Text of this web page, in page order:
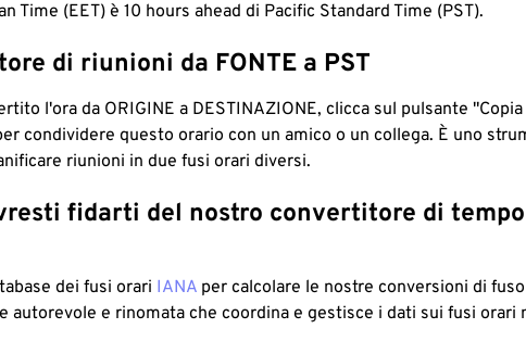
Time (EET) è 10 hours ahead di Pacific Standard Time (PST).
di riunioni da FONTE a PST
l'ora da ORIGINE a DESTINAZIONE, clicca sul pulsante "Copia
condividere questo orario con un amico o un collega. È uno
riunioni in due fusi orari diversi.
fidarti del nostro convertitore di tempo
dei fusi orari IANA per calcolare le nostre conversioni di
autorevole e rinomata che coordina e gestisce i dati sui fusi orari